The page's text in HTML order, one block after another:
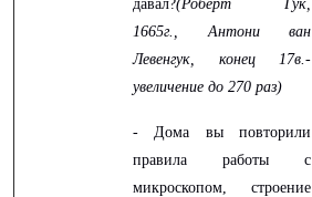
давал?(Роберт Гук,
1665г., Антони ван
Левенгук, конец 17в.-
увеличение до 270 раз)
- Дома вы повторили
правила работы с
микроскопом, строение